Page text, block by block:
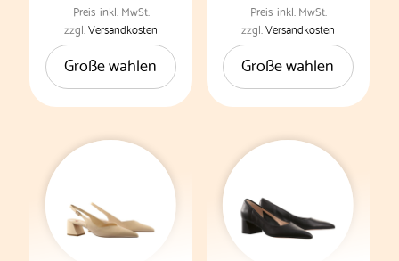
Preis inkl. MwSt.
zzgl.Versandkosten
Größe wählen
Dieses
Produkt
weist
mehrere
Varianten
Optionen
können
auf
Preis inkl. MwSt.
zzgl.Versandkosten
Größe wählen
Dieses
Produkt
weist
mehrere
Varianten
Optionen
können
auf